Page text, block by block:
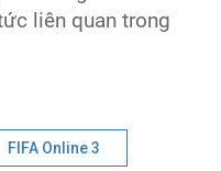
liên quan trong
FIFA Online 3